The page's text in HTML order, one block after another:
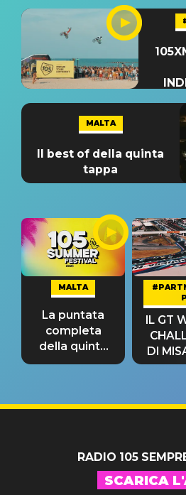
MALTA
Il best of della quinta
tappa
MALTA
La puntata
completa
della quinta
tappa
P
IL GT
DI
RADIO 105
SCARICA